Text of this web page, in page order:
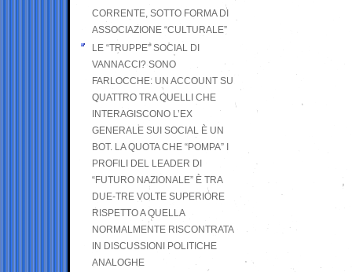
CORRENTE, SOTTO FORMA DI
ASSOCIAZIONE “CULTURALE”
LE “TRUPPE” SOCIAL DI
VANNACCI? SONO
FARLOCCHE: UN ACCOUNT SU
QUATTRO TRA QUELLI CHE
INTERAGISCONO L’EX
GENERALE SUI SOCIAL È UN
BOT. LA QUOTA CHE “POMPA” I
PROFILI DEL LEADER DI
“FUTURO NAZIONALE” È TRA
DUE-TRE VOLTE SUPERIORE
RISPETTO A QUELLA
NORMALMENTE RISCONTRATA
IN DISCUSSIONI POLITICHE
ANALOGHE